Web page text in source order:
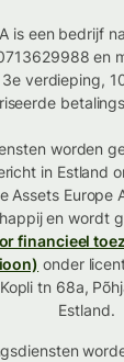
is een bedrijf
en
verdieping,
worden
in Estland
Assets Europe
en wordt
financieel
onder
tn 68a,
Estland.